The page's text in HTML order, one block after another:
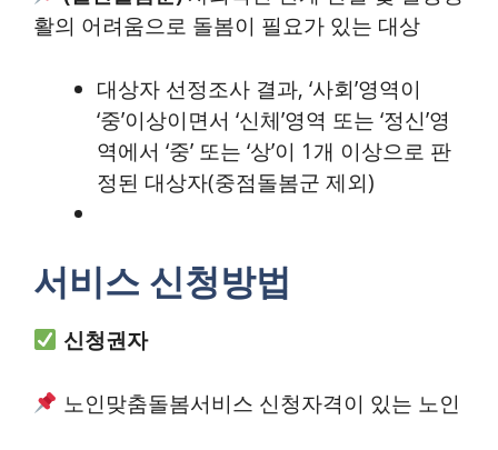
활의 어려움으로 돌봄이 필요가 있는 대상
대상자 선정조사 결과, ‘사회’영역이
‘중’이상이면서 ‘신체’영역 또는 ‘정신’영
역에서 ‘중’ 또는 ‘상’이 1개 이상으로 판
정된 대상자(중점돌봄군 제외)
서비스 신청방법
신청권자
노인맞춤돌봄서비스 신청자격이 있는 노인